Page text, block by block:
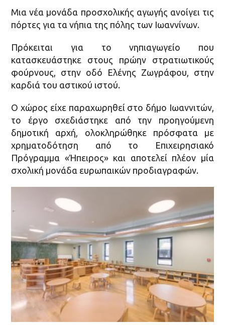
Μια νέα μονάδα προσχολικής αγωγής ανοίγει τις
πόρτες για τα νήπια της πόλης των Ιωαννίνων.
Πρόκειται για το νηπιαγωγείο που
κατασκευάστηκε στους πρώην στρατιωτικούς
φούρνους, στην οδό Ελένης Ζωγράφου, στην
καρδιά του αστικού ιστού.
Ο χώρος είχε παραχωρηθεί στο δήμο Ιωαννιτών,
το έργο σχεδιάστηκε από την προηγούμενη
δημοτική αρχή, ολοκληρώθηκε πρόσφατα με
χρηματοδότηση από το Επιχειρησιακό
Πρόγραμμα «Ήπειρος» και αποτελεί πλέον μία
σχολική μονάδα ευρωπαικών προδιαγραφών.